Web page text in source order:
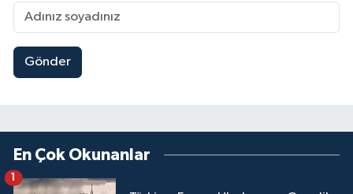
Gönder
En Çok Okunanlar
1